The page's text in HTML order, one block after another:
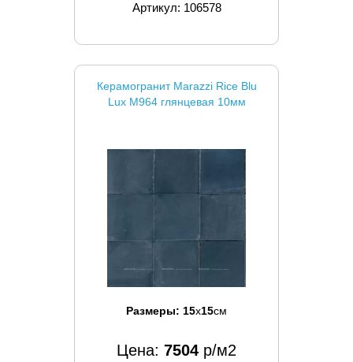
Артикул: 106578
Керамогранит Marazzi Rice Blu
Lux M964 глянцевая 10мм
Размеры: 15x15см
Цена: 7504 р/м2